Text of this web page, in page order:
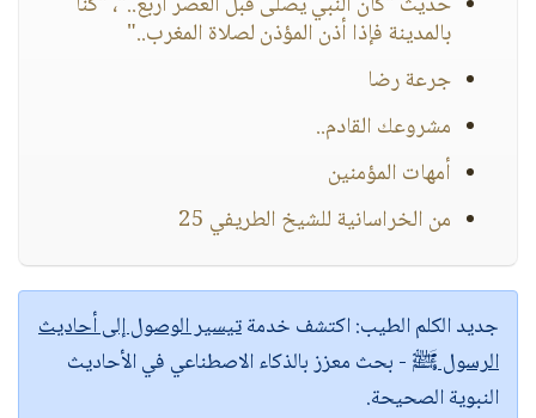
بالمدينة فإذا أذن المؤذن لصلاة المغرب.."
جرعة رضا
مشروعك القادم..
أمهات المؤمنين
من الخراسانية للشيخ الطريفي 25
جديد الكلم الطيب:اكتشف خدمةتيسير الوصول إلى أحاديث
الرسول ﷺ - بحث معزز بالذكاء الاصطناعي في الأحاديث
النبوية الصحيحة.